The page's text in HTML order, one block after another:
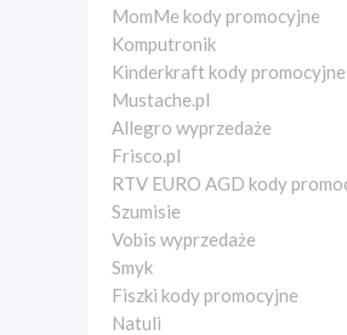
MomMe kody promocyjne
Komputronik
Kinderkraft kody promocyjne
Mustache.pl
Allegro wyprzedaże
Frisco.pl
RTV EURO AGD kody
Szumisie
Vobis wyprzedaże
Smyk
Fiszki kody promocyjne
Natuli